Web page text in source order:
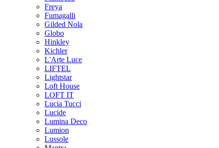
Freya
Fumagalli
Gilded Nola
Globo
Hinkley
Kichler
L'Arte Luce
LIFTEL
Lightstar
Loft House
LOFT IT
Lucia Tucci
Lucide
Lumina Deco
Lumion
Lussole